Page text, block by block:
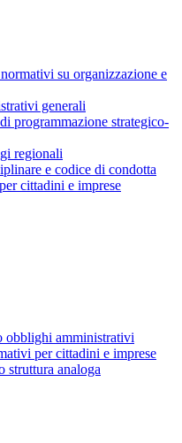
su organizzazione e
generali
programmazione strategico-
regionali
e codice di condotta
cittadini e imprese
obblighi amministrativi
per cittadini e imprese
struttura analoga